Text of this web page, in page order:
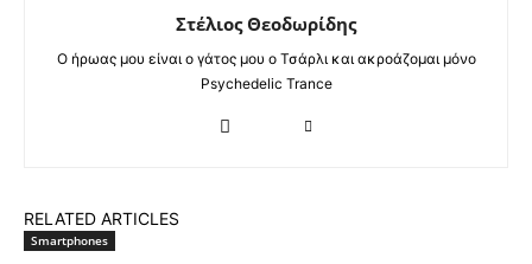
Στέλιος Θεοδωρίδης
Ο ήρωας μου είναι ο γάτος μου ο Τσάρλι και ακροάζομαι μόνο
Psychedelic Trance
RELATED ARTICLES
Smartphones